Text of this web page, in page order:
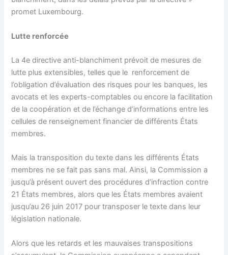
promet Luxembourg.
Lutte renforcée
La 4e directive anti-blanchiment prévoit de mesures de
lutte plus extensibles, telles que le renforcement de
l’obligation d’évaluation des risques pour les banques, les
avocats et les experts-comptables ou encore la facilitation
de la coopération et de l’échange d’informations entre les
cellules de renseignement financier de différents États
membres.
Mais la transposition du texte dans les différents États
membres ne se fait pas sans mal. Ainsi, la Commission a
jusqu’à présent ouvert des procédures d’infraction contre
21 États membres, alors que les États membres avaient
jusqu’au 26 juin 2017 pour transposer le texte dans leur
législation nationale.
Alors que les retards et les mauvaises transpositions